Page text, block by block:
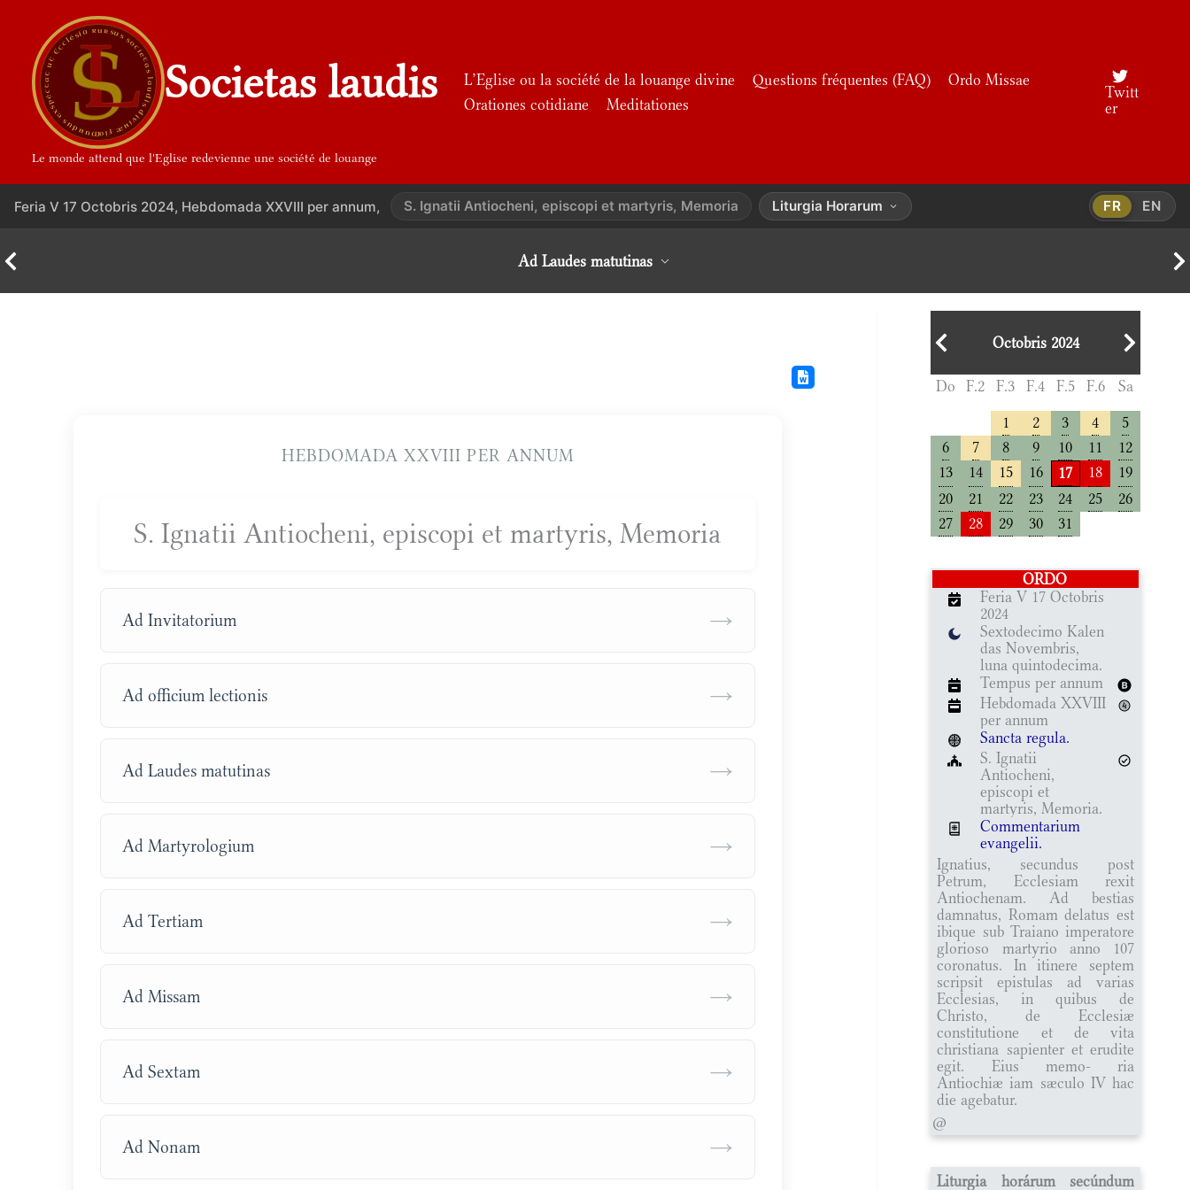
contenu
Societas laudis
Le monde attend que l'Eglise redevienne une société de louange
L’Eglise ou la société de la louange divine Questions fréquentes (FAQ)
Ordo Missae
Orationes cotidiane
Meditationes
Twitt
er
Feria V 17 Octobris 2024, Hebdomada XXVIII per annum, S. Ignatii Antiocheni, episcopi et martyris, Memoria Liturgia Horarum FR EN
Ad Laudes matutinas
HEBDOMADA XXVIII PER ANNUM
S. Ignatii Antiocheni, episcopi et martyris, Memoria
Ad Invitatorium →
Ad officium lectionis →
Ad Laudes matutinas →
Ad Martyrologium →
Ad Tertiam →
Ad Missam →
Ad Sextam →
Ad Nonam →
Octobris 2024
Do F.2 F.3 F.4 F.5 F.6 Sa
1 2 3 4
5
6
7 8 9 10 11
12
13
14 15 16 17 18
19
20
21 22 23 24 25
26
27
28 29 30 31
ORDO
Feria V 17 Octobris
2024
Sextodecimo Kalen
das Novembris,
luna quintodecima.
Tempus per annum
Hebdomada XXVIII
per annum
Sancta regula.
S. Ignatii
Antiocheni,
episcopi et
martyris, Memoria.
Commentarium
evangelii.
Ignatius, secundus post
Petrum, Ecclesiam rexit
Antiochenam. Ad bestias
damnatus, Romam delatus est
ibique sub Traiano imperatore
glorioso martyrio anno 107
coronatus. In itinere septem
scripsit epistulas ad varias
Ecclesias, in quibus de
Christo, de Ecclesiæ
constitutione et de vita
christiana sapienter et erudite
egit. Eius memo- ria
Antiochiæ iam sæculo IV hac
die agebatur.
@
Liturgia horárum secúndum